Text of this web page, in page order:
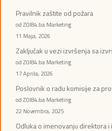
Pravilnik zaštite od požara
od ZOI84.ba Marketing
11 Maja, 2026
Zaključak u vezi izvršenja sa
od ZOI84.ba Marketing
17 Aprila, 2026
Poslovnik o radu komisije za
od ZOI84.ba Marketing
22 Novembra, 2025
Odluka o imenovanju direktora